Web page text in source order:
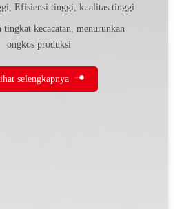
Efisiensi tinggi, kualitas tinggi
tingkat kecacatan, menurunkan
ongkos produksi
selengkapnya